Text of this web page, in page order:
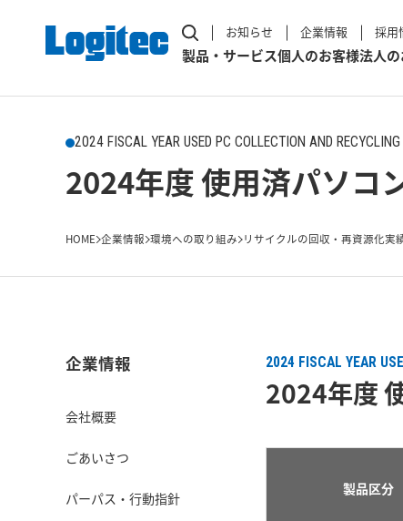
お知らせ 企業情報 採用
製品・サービス個人のお客様法人
2024 FISCAL YEAR USED PC COLLECTION AND RECYCLING
2024年度 使用済パソコ
HOME 企業情報 環境への取り組み リサイクルの回収・再資源化実
2024 FISCAL YEAR
2024年度
製品区分
企業情報
会社概要
ごあいさつ
パーパス・行動指針